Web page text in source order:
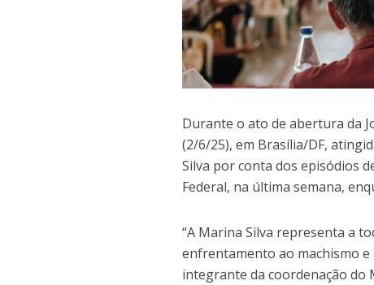
Durante o ato de abertura da
(2/6/25), em Brasília/DF,
Silva por conta dos episódios
Federal, na última semana,
“A Marina Silva representa a
enfrentamento ao machismo e
integrante da coordenação do